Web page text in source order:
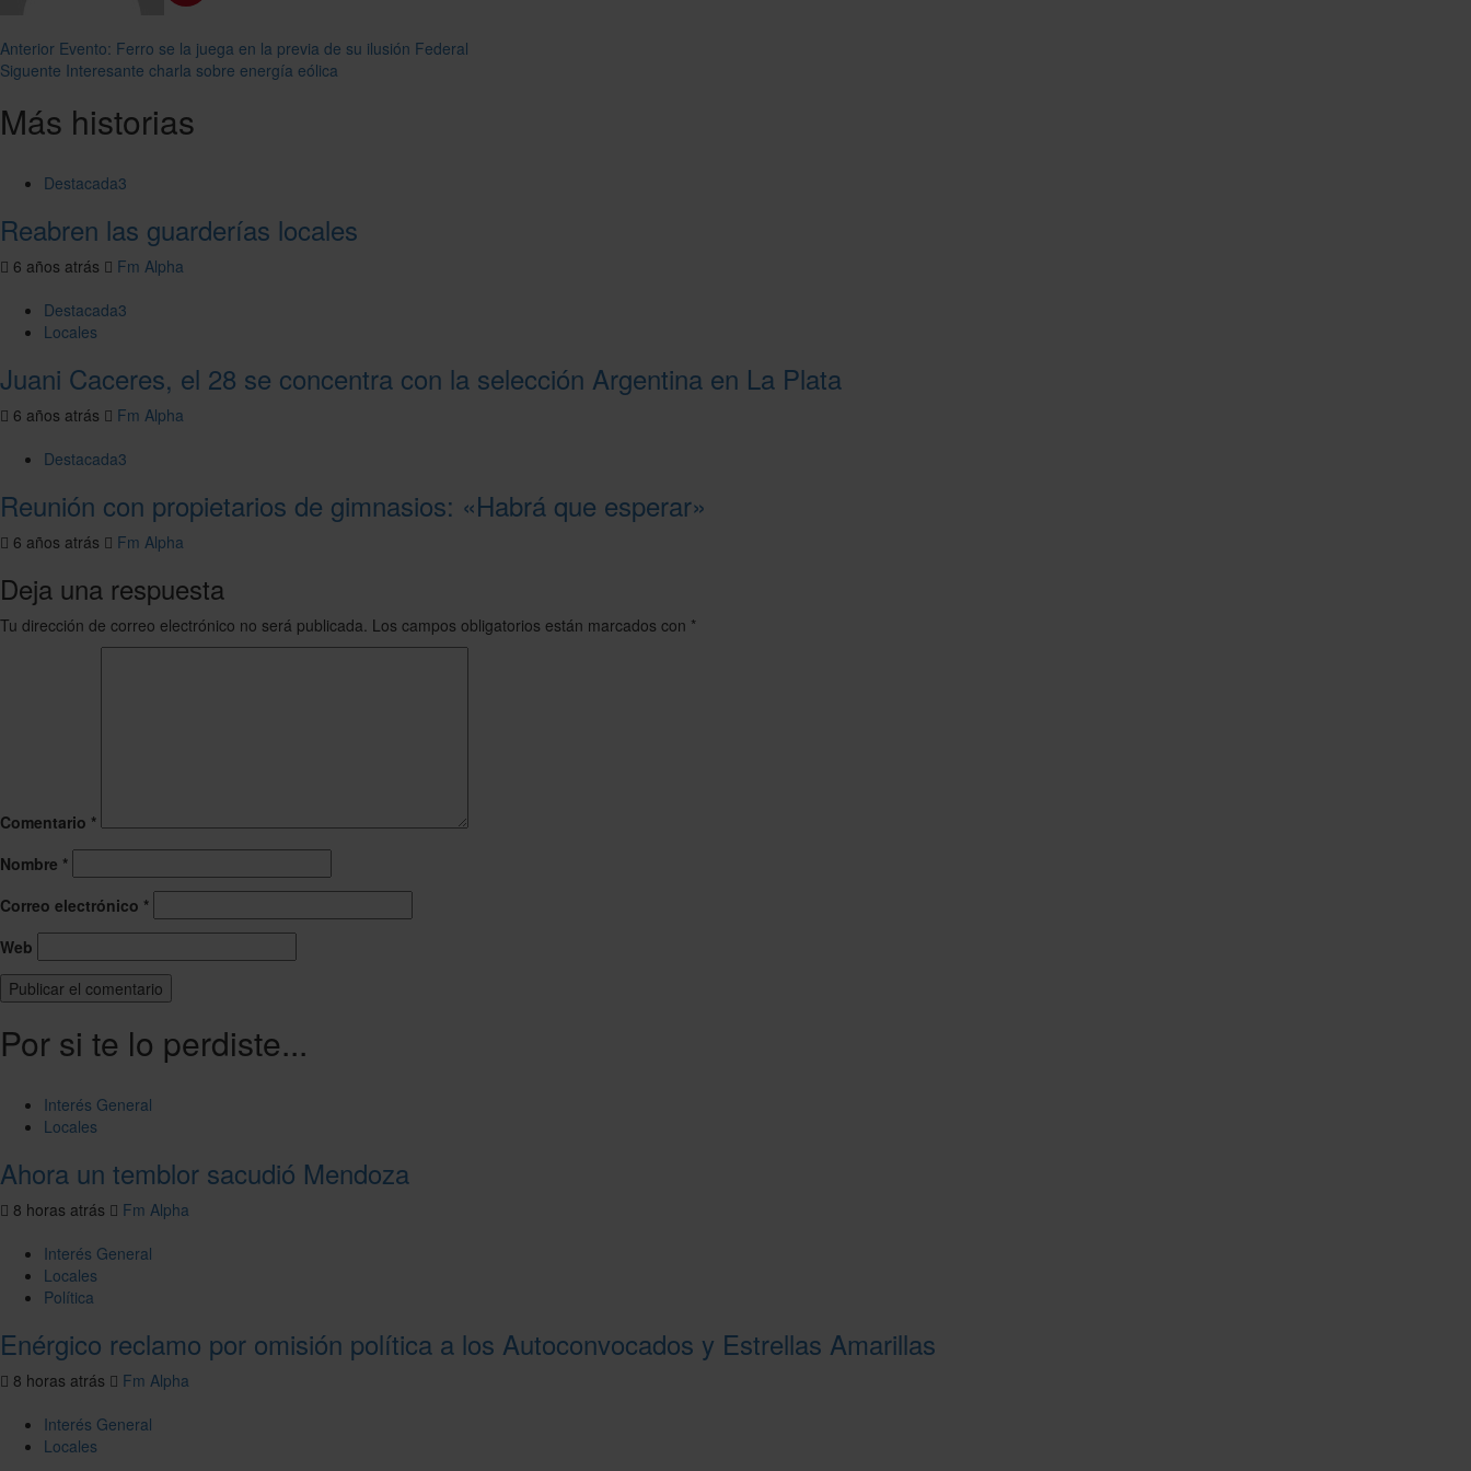
Navegación
de
entradas
Anterior Evento: Ferro se la juega en la previa de su ilusión Federal
Siguente Interesante charla sobre energía eólica
Más historias
Destacada3
Reabren las guarderías locales
6 años atrás
Fm Alpha
Destacada3
Locales
Juani Caceres, el 28 se concentra con la selección Argentina en La Plata
6 años atrás
Fm Alpha
Destacada3
Reunión con propietarios de gimnasios: «Habrá que esperar»
6 años atrás Fm Alpha
Deja una respuesta
Tu dirección de correo electrónico no será publicada. Los campos obligatorios están marcados con *
Comentario *
Nombre *
Correo electrónico *
Web
Por si te lo perdiste...
Interés General
Locales
Ahora un temblor sacudió Mendoza
8 horas atrás
Fm Alpha
Interés General
Locales
Política
Enérgico reclamo por omisión política a los Autoconvocados y Estrellas Amarillas
8 horas atrás
Fm Alpha
Interés General
Locales